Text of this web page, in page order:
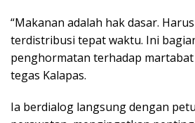
“Makanan adalah hak dasar.
terdistribusi tepat waktu. Ini
penghormatan terhadap martabat
tegas Kalapas.
Ia berdialog langsung dengan